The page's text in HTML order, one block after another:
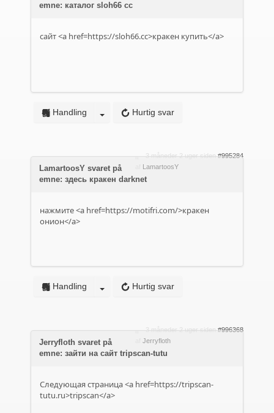
emne: каталог sloh66 cc
сайт <a href=https://sloh66.cc>кракен купить</a>
Hurtig svar
Handling
3 måneder 2 uger siden #995284
LamartoosY
LamartoosY svaret på
emne: здесь кракен darknet
нажмите <a href=https://motifri.com/>кракен
онион</a>
Hurtig svar
Handling
3 måneder 2 uger siden #996368
Jerryfloth
Jerryfloth svaret på
emne: зайти на сайт tripscan-tutu
Следующая страница <a href=https://tripscan-
tutu.ru>tripscan</a>